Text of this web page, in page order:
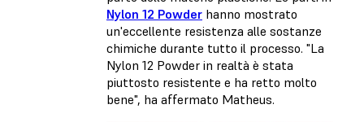
Nylon 12 Powder hanno mostrato
un'eccellente resistenza alle sostanze
chimiche durante tutto il processo. "La
Nylon 12 Powder in realtà è stata
piuttosto resistente e ha retto molto
bene", ha affermato Matheus.